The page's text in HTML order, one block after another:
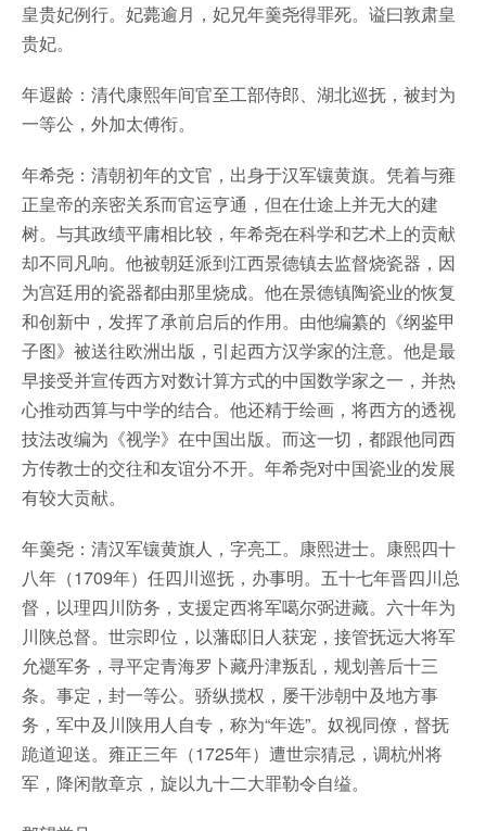
皇贵妃例行。妃薨逾月，妃兄年羹尧得罪死。谥曰敦肃皇
贵妃。
年遐龄：清代康熙年间官至工部侍郎、湖北巡抚，被封为
一等公，外加太傅衔。
年希尧：清朝初年的文官，出身于汉军镶黄旗。凭着与雍
正皇帝的亲密关系而官运亨通，但在仕途上并无大的建
树。与其政绩平庸相比较，年希尧在科学和艺术上的贡献
却不同凡响。他被朝廷派到江西景德镇去监督烧瓷器，因
为宫廷用的瓷器都由那里烧成。他在景德镇陶瓷业的恢复
和创新中，发挥了承前启后的作用。由他编纂的《纲鉴甲
子图》被送往欧洲出版，引起西方汉学家的注意。他是最
早接受并宣传西方对数计算方式的中国数学家之一，并热
心推动西算与中学的结合。他还精于绘画，将西方的透视
技法改编为《视学》在中国出版。而这一切，都跟他同西
方传教士的交往和友谊分不开。年希尧对中国瓷业的发展
有较大贡献。
年羹尧：清汉军镶黄旗人，字亮工。康熙进士。康熙四十
八年（1709年）任四川巡抚，办事明。五十七年晋四川总
督，以理四川防务，支援定西将军噶尔弼进藏。六十年为
川陕总督。世宗即位，以藩邸旧人获宠，接管抚远大将军
允禵军务，寻平定青海罗卜藏丹津叛乱，规划善后十三
条。事定，封一等公。骄纵揽权，屡干涉朝中及地方事
务，军中及川陕用人自专，称为“年选”。奴视同僚，督抚
跪道迎送。雍正三年（1725年）遭世宗猜忌，调杭州将
军，降闲散章京，旋以九十二大罪勒令自缢。